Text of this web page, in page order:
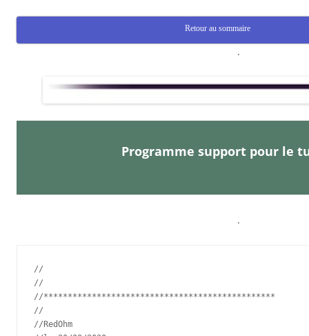
Retour au sommaire
.
Programme support pour le
.
//
//
//************************************************
//
//RedOhm